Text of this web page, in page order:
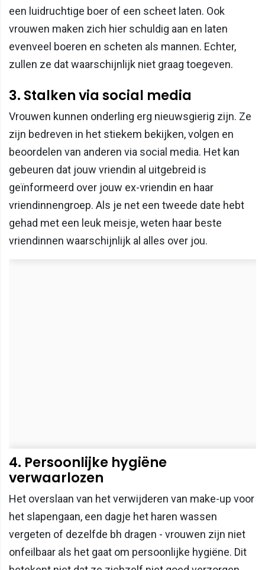
een luidruchtige boer of een scheet laten. Ook
vrouwen maken zich hier schuldig aan en laten
evenveel boeren en scheten als mannen. Echter,
zullen ze dat waarschijnlijk niet graag toegeven.
3. Stalken via social media
Vrouwen kunnen onderling erg nieuwsgierig zijn. Ze
zijn bedreven in het stiekem bekijken, volgen en
beoordelen van anderen via social media. Het kan
gebeuren dat jouw vriendin al uitgebreid is
geïnformeerd over jouw ex-vriendin en haar
vriendinnengroep. Als je net een tweede date hebt
gehad met een leuk meisje, weten haar beste
vriendinnen waarschijnlijk al alles over jou.
4. Persoonlijke hygiëne
verwaarlozen
Het overslaan van het verwijderen van make-up voor
het slapengaan, een dagje het haren wassen
vergeten of dezelfde bh dragen - vrouwen zijn niet
onfeilbaar als het gaat om persoonlijke hygiëne. Dit